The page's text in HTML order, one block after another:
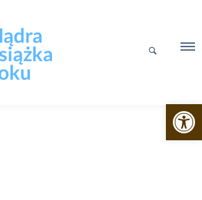
Otwórz